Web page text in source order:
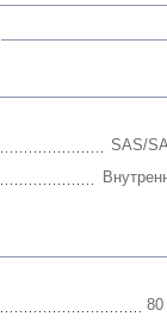
SAS/